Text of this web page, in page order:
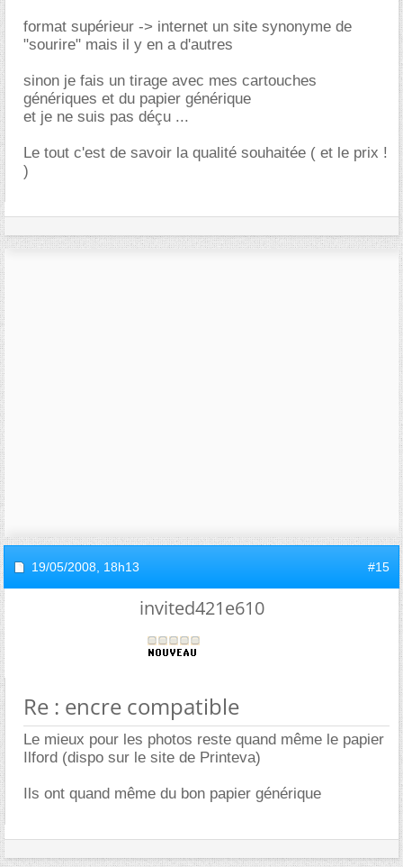
format supérieur -> internet un site synonyme de
"sourire" mais il y en a d'autres
sinon je fais un tirage avec mes cartouches
génériques et du papier générique
et je ne suis pas déçu ...
Le tout c'est de savoir la qualité souhaitée ( et le prix !
)
19/05/2008, 18h13 #15
invited421e610
Re : encre compatible
Le mieux pour les photos reste quand même le papier
Ilford (dispo sur le site de Printeva)
Ils ont quand même du bon papier générique